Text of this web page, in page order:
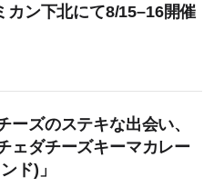
カン下北にて8/15–16開催
ーズのステキな出会い、
ェダチーズキーマカレー
ド)」